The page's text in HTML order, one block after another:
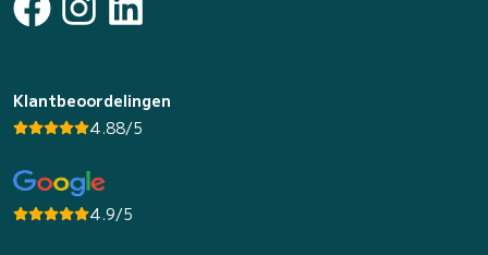
Klantbeoordelingen
4.88/5
4.9/5